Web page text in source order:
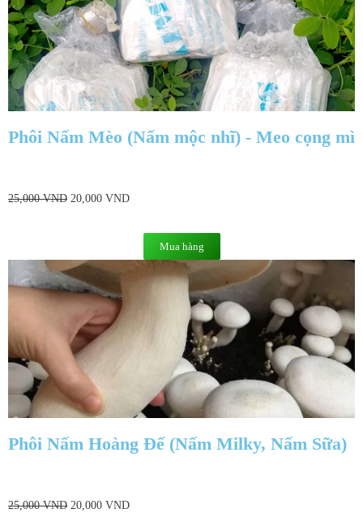
Phôi Nấm Mèo (Nấm mộc nhĩ) - Meo cọng mì
25,000VND 20,000 VND
Mua hàng
Phôi Nấm Hoàng Đế (Nấm Milky, Nấm Sữa)
25,000VND 20,000 VND